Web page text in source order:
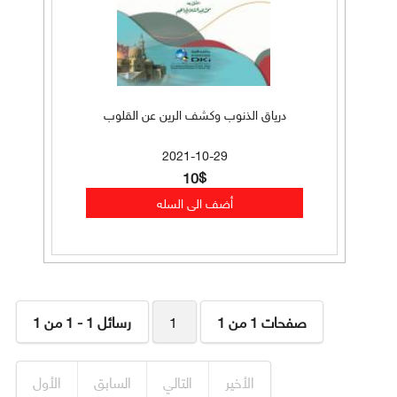
درياق الذنوب وكشف الرين عن القلوب
2021-10-29
10$
رسائل 1 - 1 من 1 1 صفحات 1 من 1
الأول السابق التالي الأخير